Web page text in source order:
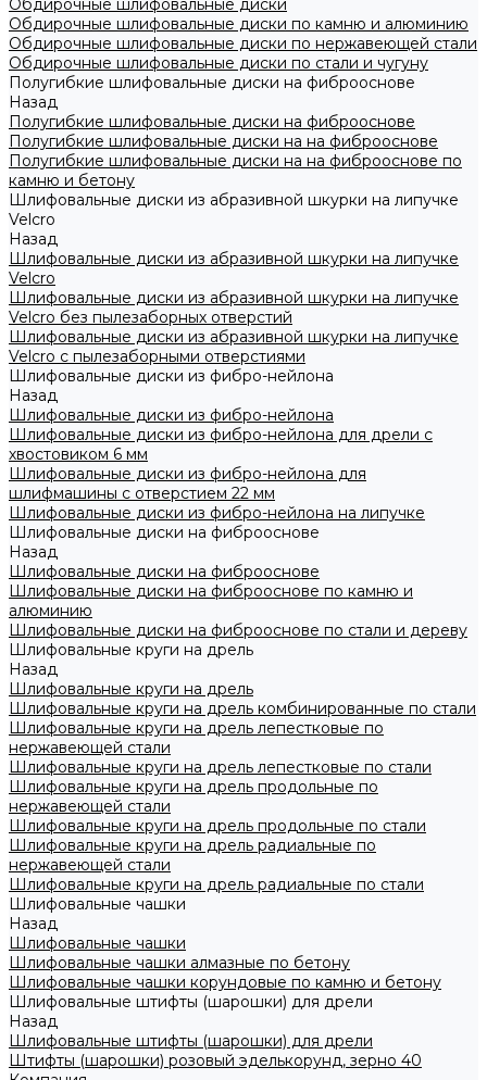
Обдирочные шлифовальные диски
Обдирочные шлифовальные диски по камню и алюминию
Обдирочные шлифовальные диски по нержавеющей стали
Обдирочные шлифовальные диски по стали и чугуну
Полугибкие шлифовальные диски на фиброоснове
Назад
Полугибкие шлифовальные диски на фиброоснове
Полугибкие шлифовальные диски на на фиброоснове
Полугибкие шлифовальные диски на на фиброоснове по
камню и бетону
Шлифовальные диски из абразивной шкурки на липучке
Velcro
Назад
Шлифовальные диски из абразивной шкурки на липучке
Velcro
Шлифовальные диски из абразивной шкурки на липучке
Velcro без пылезаборных отверстий
Шлифовальные диски из абразивной шкурки на липучке
Velcro с пылезаборными отверстиями
Шлифовальные диски из фибро-нейлона
Назад
Шлифовальные диски из фибро-нейлона
Шлифовальные диски из фибро-нейлона для дрели с
хвостовиком 6 мм
Шлифовальные диски из фибро-нейлона для
шлифмашины с отверстием 22 мм
Шлифовальные диски из фибро-нейлона на липучке
Шлифовальные диски на фиброоснове
Назад
Шлифовальные диски на фиброоснове
Шлифовальные диски на фиброоснове по камню и
алюминию
Шлифовальные диски на фиброоснове по стали и дереву
Шлифовальные круги на дрель
Назад
Шлифовальные круги на дрель
Шлифовальные круги на дрель комбинированные по стали
Шлифовальные круги на дрель лепестковые по
нержавеющей стали
Шлифовальные круги на дрель лепестковые по стали
Шлифовальные круги на дрель продольные по
нержавеющей стали
Шлифовальные круги на дрель продольные по стали
Шлифовальные круги на дрель радиальные по
нержавеющей стали
Шлифовальные круги на дрель радиальные по стали
Шлифовальные чашки
Назад
Шлифовальные чашки
Шлифовальные чашки алмазные по бетону
Шлифовальные чашки корундовые по камню и бетону
Шлифовальные штифты (шарошки) для дрели
Назад
Шлифовальные штифты (шарошки) для дрели
Штифты (шарошки) розовый эделькорунд, зерно 40